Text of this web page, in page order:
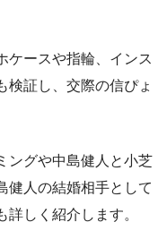
ケースや指輪、インス
検証し、交際の信ぴょ
ングや中島健人と小芝
健人の結婚相手として
しく紹介します。